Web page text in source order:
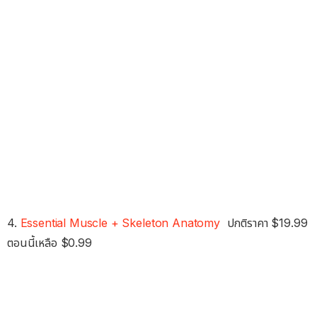
4. Essential Muscle + Skeleton Anatomyปกติราคา $19.99
ตอนนี้เหลือ $0.99